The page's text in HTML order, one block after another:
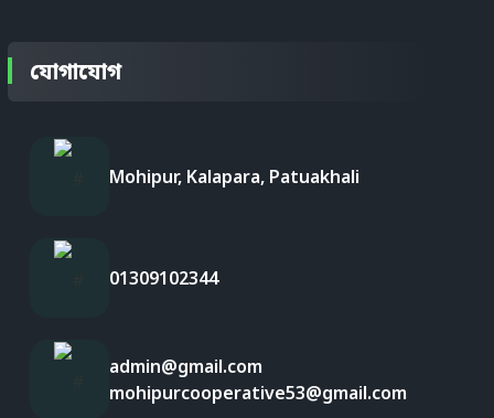
যোগাযোগ
Mohipur, Kalapara, Patuakhali
01309102344
admin@gmail.com
mohipurcooperative53@gmail.com